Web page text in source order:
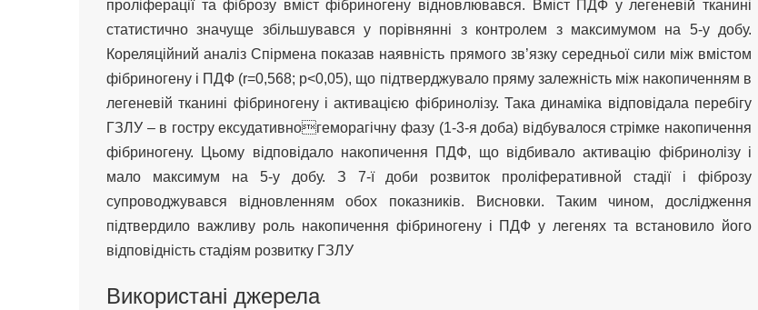
проліферації та фіброзу вміст фібриногену відновлювався. Вміст ПДФ у легеневій тканині
статистично значуще збільшувався у порівнянні з контролем з максимумом на 5-у добу.
Кореляційний аналіз Спірмена показав наявність прямого зв’язку середньої сили між вмістом
фібриногену і ПДФ (r=0,568; p<0,05), що підтверджувало пряму залежність між накопиченням в
легеневій тканині фібриногену і активацією фібринолізу. Така динаміка відповідала перебігу
ГЗЛУ – в гостру ексудативногеморагічну фазу (1-3-я доба) відбувалося стрімке накопичення
фібриногену. Цьому відповідало накопичення ПДФ, що відбивало активацію фібринолізу і
мало максимум на 5-у добу. З 7-ї доби розвиток проліферативной стадії і фіброзу
супроводжувався відновленням обох показників. Висновки. Таким чином, дослідження
підтвердило важливу роль накопичення фібриногену і ПДФ у легенях та встановило його
відповідність стадіям розвитку ГЗЛУ
Використані джерела